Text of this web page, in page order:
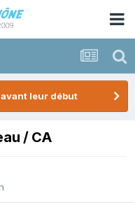
leur début
/ CA